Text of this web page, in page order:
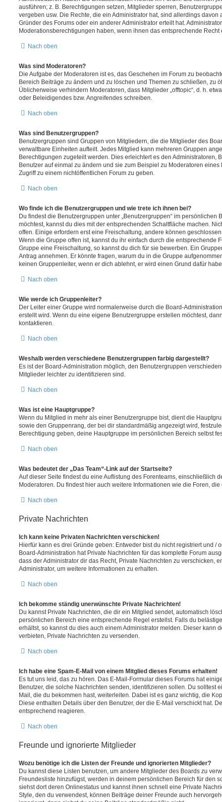
ausführen; z. B. Berechtigungen setzen, Mitglieder sperren,
vergeben usw. Die Rechte, die ein Administrator hat, sind allerdings
Gründer des Forums oder ein anderer Administrator erteilt hat.
Moderationsberechtigungen haben, wenn ihnen das entsprechende Recht
Nach oben
Was sind Moderatoren?
Die Aufgabe der Moderatoren ist es, das Geschehen im Forum zu
Bereich Beiträge zu ändern und zu löschen und Themen zu schließen, zu
Üblicherweise verhindern Moderatoren, dass Mitglieder „offtopic“, d. h.
oder Beleidigendes bzw. Angreifendes schreiben.
Nach oben
Was sind Benutzergruppen?
Benutzergruppen sind Gruppen von Mitgliedern, die die Mitglieder des
verwaltbare Einheiten aufteilt. Jedes Mitglied kann mehreren Gruppen
Berechtigungen zugeteilt werden. Dies erleichtert es den Administratoren,
Benutzer auf einmal zu ändern und sie zum Beispiel zu Moderatoren
Zugriff zu einem nichtöffentlichen Forum zu geben.
Nach oben
Wo finde ich die Benutzergruppen und wie trete ich ihnen bei?
Du findest die Benutzergruppen unter „Benutzergruppen“ im persönlichen
möchtest, kannst du dies mit der entsprechenden Schaltfläche machen.
offen. Einige erfordern erst eine Freischaltung, andere können
Wenn die Gruppe offen ist, kannst du ihr einfach durch die entsprechende
Gruppe eine Freischaltung, so kannst du dich für sie bewerben. Ein
Antrag annehmen. Er könnte fragen, warum du in die Gruppe
keinen Gruppenleiter, wenn er dich ablehnt, er wird einen Grund dafür
Nach oben
Wie werde ich Gruppenleiter?
Der Leiter einer Gruppe wird normalerweise durch die Board-
erstellt wird. Wenn du eine eigene Benutzergruppe erstellen möchtest,
kontaktieren.
Nach oben
Weshalb werden verschiedene Benutzergruppen farbig dargestellt?
Es ist der Board-Administration möglich, den Benutzergruppen
Mitglieder leichter zu identifizieren sind.
Nach oben
Was ist eine Hauptgruppe?
Wenn du Mitglied in mehr als einer Benutzergruppe bist, dient die
sowie den Gruppenrang, der bei dir standardmäßig angezeigt wird,
Berechtigung geben, deine Hauptgruppe im persönlichen Bereich selbst
Nach oben
Was bedeutet der „Das Team“-Link auf der Startseite?
Auf dieser Seite findest du eine Auflistung des Forenteams, einschließlich
Moderatoren. Du findest hier auch weitere Informationen wie die Foren,
Nach oben
Private Nachrichten
Ich kann keine Privaten Nachrichten verschicken!
Hierfür kann es drei Gründe geben: Entweder bist du nicht registriert und /
Board-Administration hat Private Nachrichten für das komplette Forum
dass der Administrator dir das Recht, Private Nachrichten zu verschicken,
Administrator, um weitere Informationen zu erhalten.
Nach oben
Ich bekomme ständig unerwünschte Private Nachrichten!
Du kannst Private Nachrichten, die dir ein Mitglied sendet, automatisch
persönlichen Bereich eine entsprechende Regel erstellst. Falls du
erhältst, so kannst du dies auch einem Administrator melden. Dieser kann
verbieten, Private Nachrichten zu versenden.
Nach oben
Ich habe eine Spam-E-Mail von einem Mitglied dieses Forums erhalten!
Es tut uns leid, das zu hören. Das E-Mail-Formular dieses Forums hat
Benutzer, die solche Nachrichten senden, identifizieren sollen. Du solltest
Mail, die du bekommen hast, weiterleiten. Dabei ist es ganz wichtig, die
Diese enthalten Details über den Benutzer, der die E-Mail verschickt hat.
entsprechend reagieren.
Nach oben
Freunde und ignorierte Mitglieder
Wozu benötige ich die Listen der Freunde und ignorierten Mitglieder?
Du kannst diese Listen benutzen, um andere Mitglieder des Boards zu
Freundesliste hinzufügst, werden in deinem persönlichen Bereich für den
siehst dort deren Onlinestatus und kannst ihnen schnell eine Private
Style, den du verwendest, können Beiträge deiner Freunde auch